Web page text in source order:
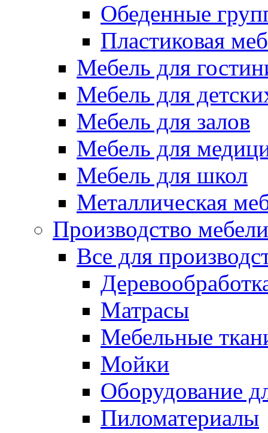
Обеденные
Пластиковая
Мебель для
Мебель для
Мебель для залов
Мебель для
Мебель для школ
Металлическая
Производство мебели
Все для
Матрасы
Мебельные
Мойки
Оборудование
Пиломатериалы